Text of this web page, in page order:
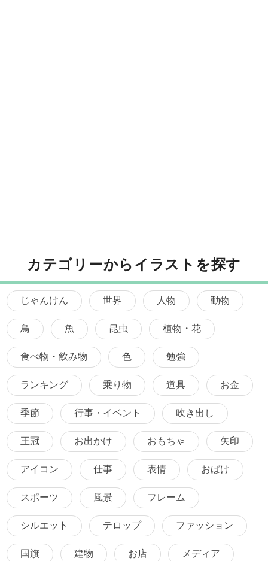
カテゴリーからイラストを探す
じゃんけん 世界 人物 動物
鳥 魚 昆虫 植物・花
食べ物・飲み物 色 勉強
ランキング 乗り物 道具 お金
季節 行事・イベント 吹き出し
王冠 お出かけ おもちゃ 矢印
アイコン 仕事 表情 おばけ
スポーツ 風景 フレーム
シルエット テロップ ファッション
国旗 建物 お店 メディア